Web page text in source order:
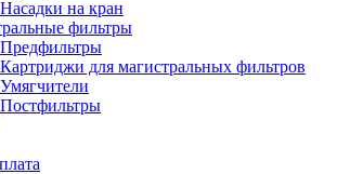
на кран
фильтры
для магистральных фильтров